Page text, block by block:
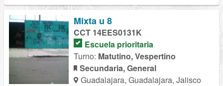
Mixta u 8
CCT 14EES0131K
Escuela prioritaria
Turno: Matutino, Vespertino
Secundaria, General
Guadalajara, Guadalajara, Jalisco